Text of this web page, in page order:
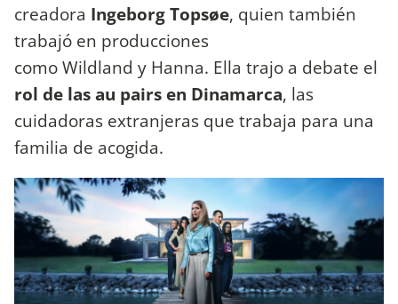
creadora Ingeborg Topsøe, quien también
trabajó en producciones
como Wildland y Hanna. Ella trajo a debate el
rol de las au pairs en Dinamarca, las
cuidadoras extranjeras que trabaja para una
familia de acogida.